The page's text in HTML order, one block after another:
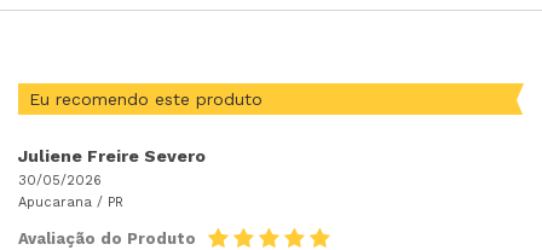
Eu recomendo este produto
Juliene Freire Severo
30/05/2026
Apucarana / PR
Avaliação do Produto